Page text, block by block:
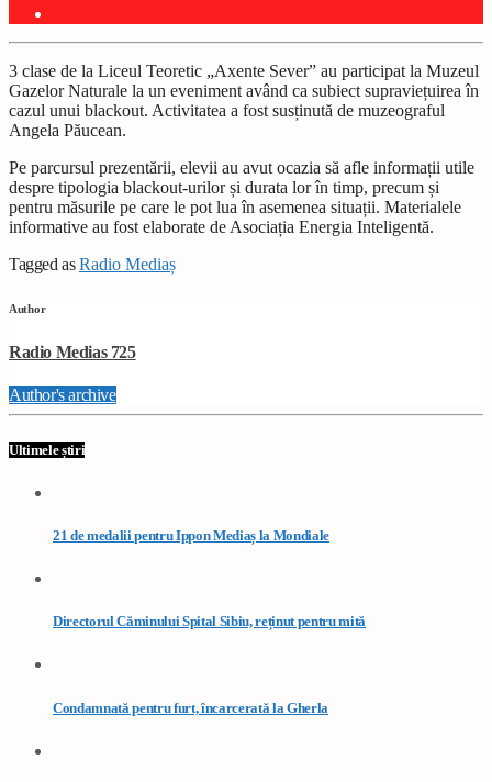
3 clase de la Liceul Teoretic „Axente Sever” au participat la Muzeul
Gazelor Naturale la un eveniment având ca subiect supraviețuirea în
cazul unui blackout. Activitatea a fost susținută de muzeograful
Angela Păucean.
Pe parcursul prezentării, elevii au avut ocazia să afle informații utile
despre tipologia blackout-urilor și durata lor în timp, precum și
pentru măsurile pe care le pot lua în asemenea situații. Materialele
informative au fost elaborate de Asociația Energia Inteligentă.
Tagged asRadio Mediaș
Author
Radio Medias 725
Author's archive
Ultimele știri
21 de medalii pentru Ippon Mediaș la Mondiale
Directorul Căminului Spital Sibiu, reținut pentru mită
Condamnată pentru furt, încarcerată la Gherla